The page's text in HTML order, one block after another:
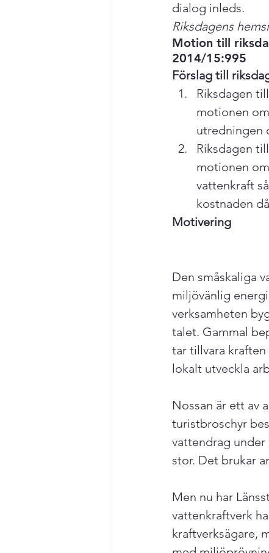
dialog inleds.
Riksdagens
Motion till
2014/15:995
Förslag till
Riksdagen
motionen
utredningen
Riksdagen
motionen
vattenkraft
kostnaden
Motivering
Den småskaliga
miljövänlig
verksamheten
talet. Gammal
tar tillvara
lokalt utveckla
Nossan är ett av
turistbroschyr
vattendrag under
stor. Det brukar
Men nu har
vattenkraftverk
kraftverksägare,